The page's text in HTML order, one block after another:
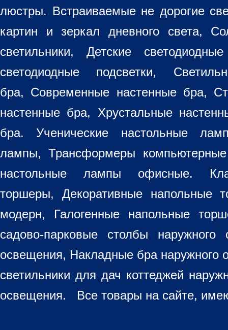
люстры. Встраиваемые не дорогие
картин и зеркал дневного света,
светильники, Детские
светодиодные подсветки,
бра, Современные настенные бра,
настенные бра, Хрустальные
бра. Ученические настольные
лампы, Трансформеры
настольные лампы офисные.
торшеры, Декоративные напольные
модерн, Галогенные напольные
садово-парковые столбы
освещения, Накладные бра наружного
светильники для дач коттеджей
освещения. Все товары на сайте,